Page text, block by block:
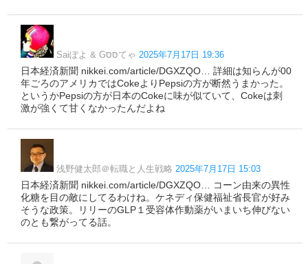
Saiぽよ & Gסּסּてゃ 2025年7月17日 19:36
日本経済新聞 nikkei.com/article/DGXZQO… 詳細は知らんが00
年ごろのアメリカではCokeよりPepsiの方が断然うまかった。
というかPepsiの方が日本のCokeに味が似ていて、Cokeは刺
激が強くて甘くなかったんだよね
浅野健太郎＠転職と人生戦略 2025年7月17日 15:03
日本経済新聞 nikkei.com/article/DGXZQO… コーン由来の異性
化糖を目の敵にしてるわけね。ケネディ保健福祉省長官が好み
そうな政策。リリーのGLP１受容体作動薬がいまいち伸びない
のとも繋がってる話。